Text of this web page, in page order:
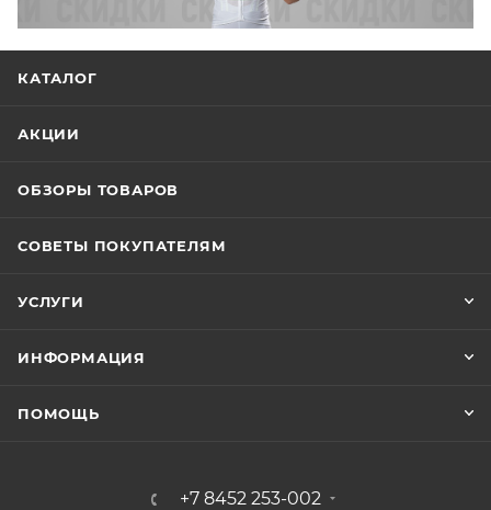
КАТАЛОГ
АКЦИИ
ОБЗОРЫ ТОВАРОВ
СОВЕТЫ ПОКУПАТЕЛЯМ
УСЛУГИ
ИНФОРМАЦИЯ
ПОМОЩЬ
+7 8452 253-002